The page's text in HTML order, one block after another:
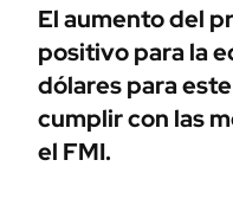
ÁMBITO DEBATE
MEDIAKIT AMBITO DEBATE
El aumento del
positivo para la
dólares para
cumplir con las
el FMI.